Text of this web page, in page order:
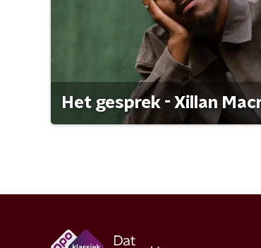
Het gesprek - Xillan